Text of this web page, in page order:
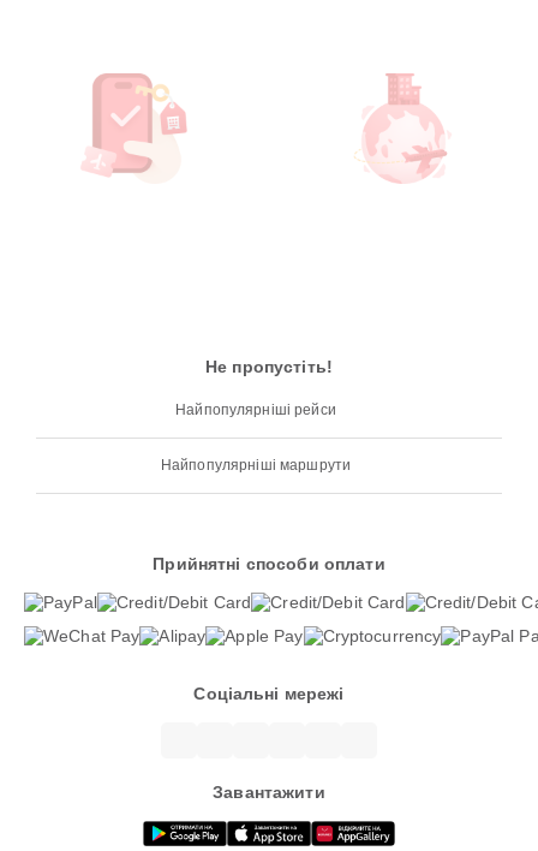
Не пропустіть!
Найпопулярніші рейси
Найпопулярніші маршрути
Прийнятні способи оплати
Соціальні мережі
Завантажити